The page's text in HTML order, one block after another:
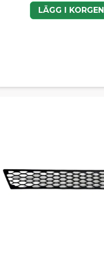
LÄGG I KORGEN